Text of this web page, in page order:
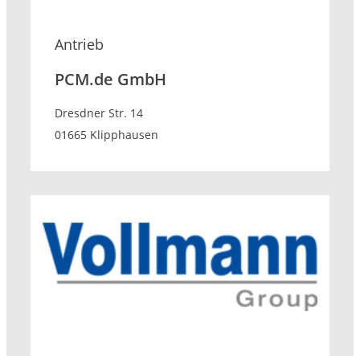
Antrieb
PCM.de GmbH
Dresdner Str. 14
01665 Klipphausen